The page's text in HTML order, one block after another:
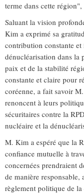
terme dans cette
Saluant la vision
Kim a exprimé sa
contribution constante
dénucléarisation dans la
paix et de la stabilité
constante et claire pour
coréenne, a fait savoir
renoncent à leurs
sécuritaires contre la
nucléaire et la
M. Kim a espéré que la
confiance mutuelle à
concernées prendraient
de manière
règlement politique de